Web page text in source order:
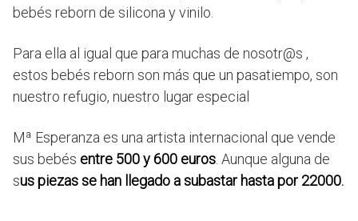
bebés reborn de silicona y vinilo.
Para ella al igual que para muchas de nosotr@s ,
estos bebés reborn son más que un pasatiempo, son
nuestro refugio, nuestro lugar especial
Mª Esperanza es una artista internacional que vende
sus bebés entre 500 y 600 euros . Aunque alguna de
sus piezas se han llegado a subastar hasta por 22000.